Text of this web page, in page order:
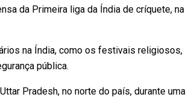
da Primeira liga da Índia de críquete, na
na Índia, como os festivais religiosos,
pública.
Pradesh, no norte do país, durante uma